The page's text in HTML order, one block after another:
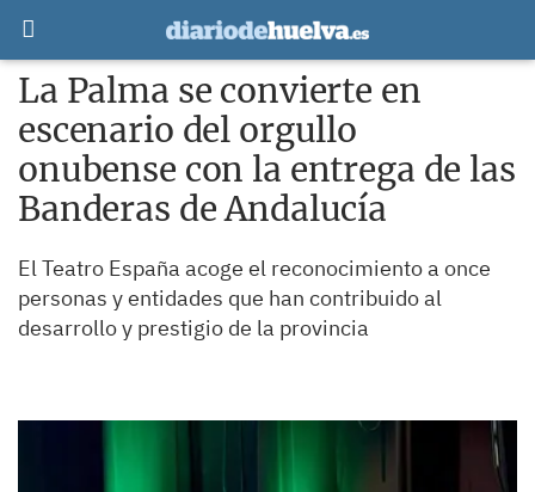
La Palma se convierte en
escenario del orgullo
onubense con la entrega de las
Banderas de Andalucía
El Teatro España acoge el reconocimiento a once
personas y entidades que han contribuido al
desarrollo y prestigio de la provincia